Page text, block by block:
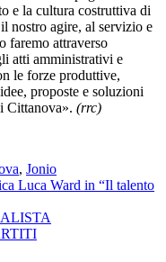
e la cultura costruttiva di
nostro agire, al servizio e
faremo attraverso
atti amministrativi e
le forze produttive,
proposte e soluzioni
Cittanova». (rrc)
, Jonio
Luca Ward in “Il talento